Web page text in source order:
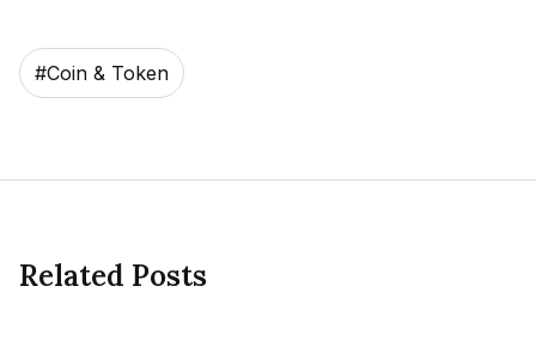
#Coin & Token
Related Posts